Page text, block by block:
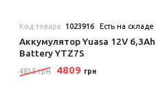
Код товара: 1023916 Есть на складе
Аккумулятор Yuasa 12V
Battery YTZ7S
4815 грн 4809 грн